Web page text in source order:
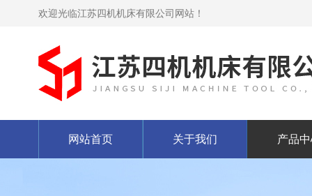
欢迎光临江苏四机机床有限公司网站！
网站首页 关于我们 产品